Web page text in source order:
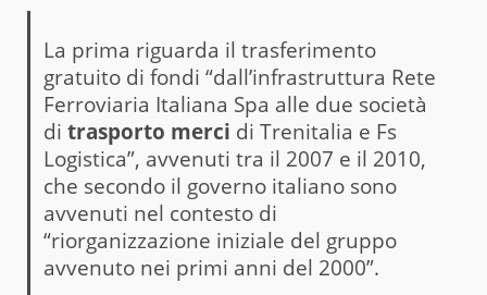
La prima riguarda il trasferimento
gratuito di fondi “dall’infrastruttura Rete
Ferroviaria Italiana Spa alle due società
di trasporto merci di Trenitalia e Fs
Logistica”, avvenuti tra il 2007 e il 2010,
che secondo il governo italiano sono
avvenuti nel contesto di
“riorganizzazione iniziale del gruppo
avvenuto nei primi anni del 2000”.